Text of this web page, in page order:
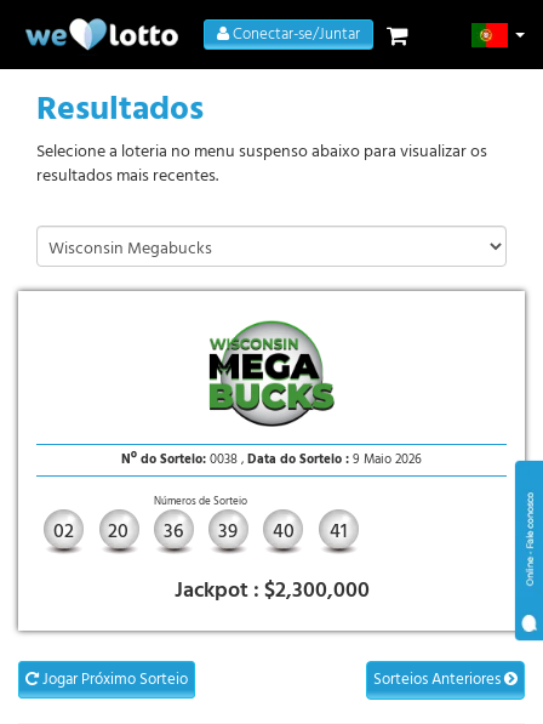
Conectar-se/Juntar
Resultados
Selecione a loteria no menu suspenso abaixo para visualizar os
resultados mais recentes.
Nº do Sorteio:0038 ,Data do Sorteio :9 Maio 2026
Números de Sorteio
02 20 36 39 40 41
Jackpot :$2,300,000
Jogar Próximo Sorteio Sorteios Anteriores